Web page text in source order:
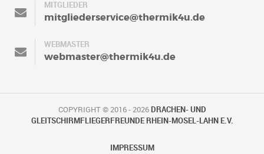
MITGLIEDER
mitgliederservice@thermik4u.de
WEBMASTER
webmaster@thermik4u.de
COPYRIGHT © 2016 - 2026 DRACHEN- UND
GLEITSCHIRMFLIEGERFREUNDE RHEIN-MOSEL-LAHN E.V.
IMPRESSUM